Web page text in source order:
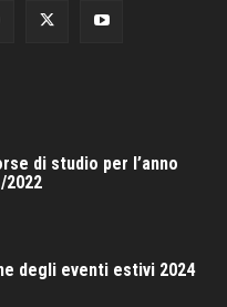
di studio per l’anno
2022
degli eventi estivi 2024